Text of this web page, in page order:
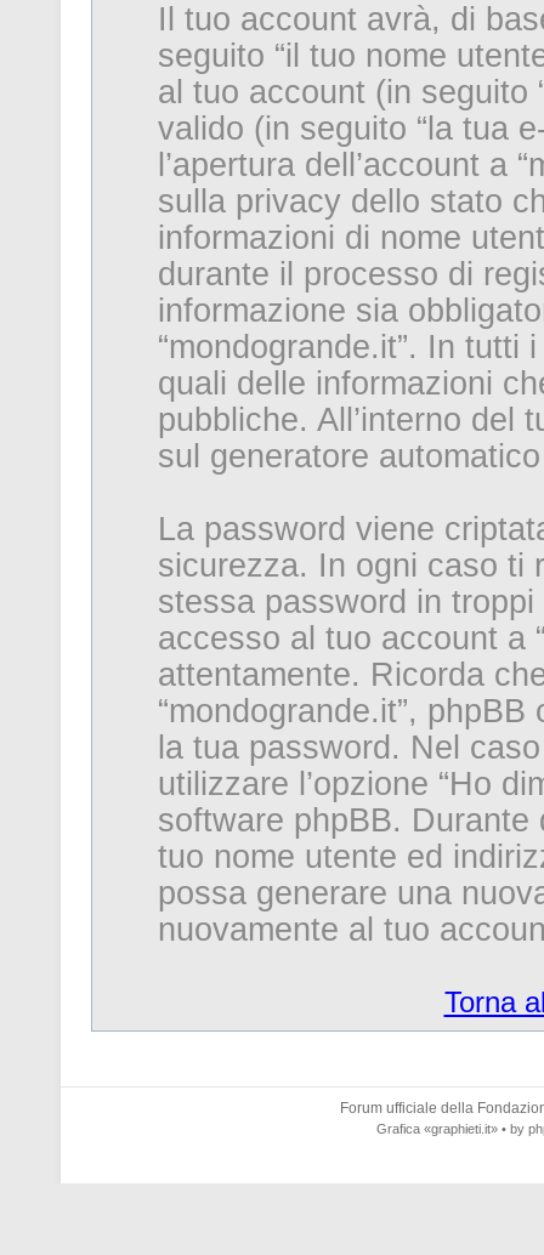
Il tuo account avrà, di
seguito “il tuo nome
al tuo account (in seguito
valido (in seguito “la tua
l’apertura dell’account a
sulla privacy dello stato
informazioni di nome
durante il processo di
informazione sia
“mondogrande.it”. In
quali delle informazioni
pubbliche. All’interno del
sul generatore
La password viene
sicurezza. In ogni caso ti
stessa password in
accesso al tuo account a
attentamente. Ricorda
“mondogrande.it”,
la tua password. Nel
utilizzare l’opzione “Ho
software phpBB.
tuo nome utente ed
possa generare una
nuovamente al tuo
Torna
Forum ufficiale della
Grafica «graphieti.it» • by